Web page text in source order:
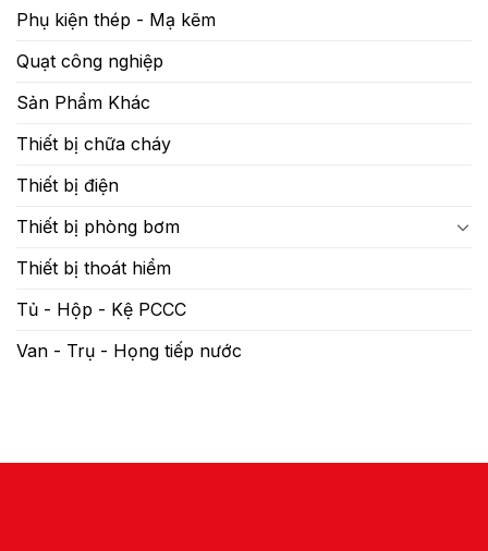
Phụ kiện thép - Mạ kẽm
Quạt công nghiệp
Sản Phẩm Khác
Thiết bị chữa cháy
Thiết bị điện
Thiết bị phòng bơm
Thiết bị thoát hiểm
Tủ - Hộp - Kệ PCCC
Van - Trụ - Họng tiếp nước